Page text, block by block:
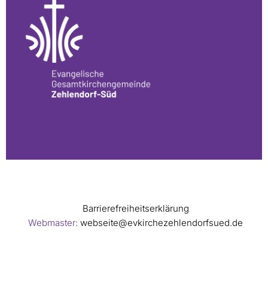
Barrierefreiheitserklärung
Webmaster: webseite@evkirchezehlendorfsued.de